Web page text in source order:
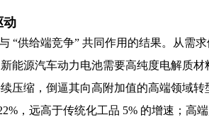
动
“供给端竞争” 共同作用的结果。从需
能源汽车动力电池需要高纯度电解质
压缩，倒逼其向高附加值的高端领域转
，远高于传统化工品 5% 的增速；高